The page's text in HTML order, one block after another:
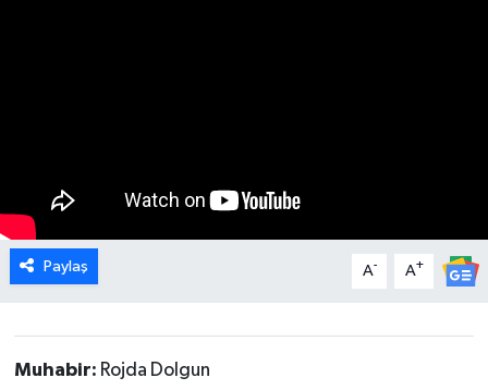
Paylaş A- A+
Muhabir: Rojda Dolgun
GENEL